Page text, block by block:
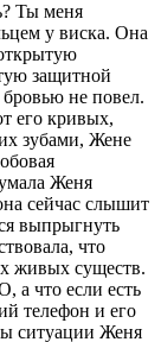
Ты меня
у виска. Она
защитной
не повел.
его кривых,
зубами, Жене
Женя
сейчас слышит
выпрыгнуть
что
живых существ.
а что если есть
телефон и его
ситуации Женя